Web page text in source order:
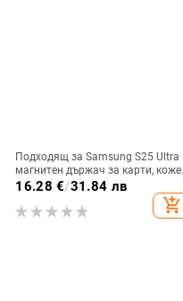
Подходящ за Samsung S25 Ultra
магнитен държач за карти,
калъф S24Plus, защитен калъф,
разделен на части, калъф за
мобилен телефон Samsung
16.28 €/31.84 лв
add_shopping_cart